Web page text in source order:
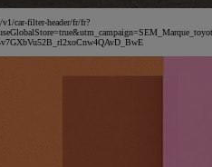
car-filter-header/fr/fr?